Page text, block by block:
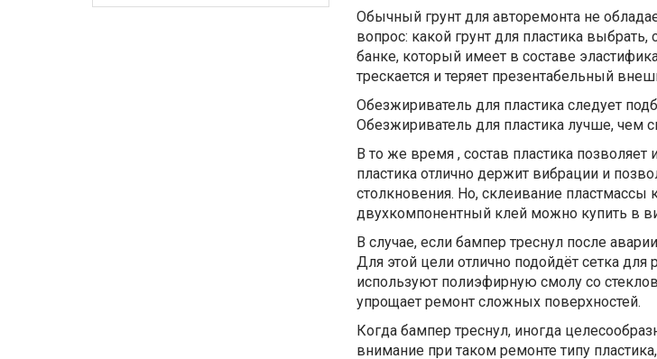
Обычный грунт для авторемонта не
вопрос: какой грунт для пластика
банке, который имеет в составе
трескается и теряет презентабельный
Обезжириватель для пластика следует
Обезжириватель для пластика лучше, чем
В то же время , состав пластика
пластика отлично держит вибрации и
столкновения. Но, склеивание
двухкомпонентный клей можно купить в
В случае, если бампер треснул после
Для этой цели отлично подойдёт сетка
используют полиэфирную смолу со
упрощает ремонт сложных поверхностей.
Когда бампер треснул, иногда
внимание при таком ремонте типу